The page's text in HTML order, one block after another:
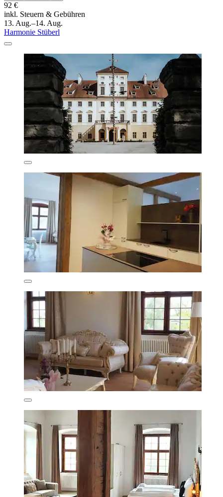
92 €
inkl. Steuern & Gebühren
13. Aug.–14. Aug.
Harmonie Stüberl